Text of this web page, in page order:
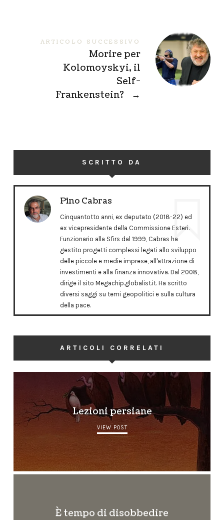
ARTICOLO SUCCESSIVO
Morire per
Kolomoyskyi, il
Self-
Frankenstein?
→
SCRITTO DA
Pino Cabras
Cinquantotto anni, ex deputato (2018-22) ed
ex vicepresidente della Commissione Esteri.
Funzionario alla Sfirs dal 1999, Cabras ha
gestito progetti complessi legati allo sviluppo
delle piccole e medie imprese, all'attrazione di
investimenti e alla finanza innovativa. Dal 2008,
dirige il sito Megachip.globalist.it. Ha scritto
diversi saggi su temi geopolitici e sulla cultura
della pace.
ARTICOLI CORRELATI
Lezioni persiane
VIEW POST
È tempo di disobbedire